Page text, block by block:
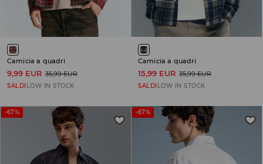
Camicia a quadri
9,99 EUR 35,99 EUR
SALDI LOW IN STOCK
Camicia a quadri
15,99 EUR 35,99 EUR
SALDI LOW IN STOCK
-67% -67%